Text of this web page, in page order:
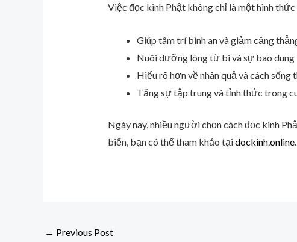
Việc đọc kinh Phật không chỉ là một hình
Giúp tâm trí bình an và giảm căng
Nuôi dưỡng lòng từ bi và sự bao dung
Hiểu rõ hơn về nhân quả và cách sống
Tăng sự tập trung và tỉnh thức trong
Ngày nay, nhiều người chọn cách đọc kinh
biến, bạn có thể tham khảo tạidockinh.online.
← Previous Post